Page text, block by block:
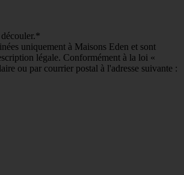
uniquement à Maisons Eden et sont
légale. Conformément à la loi «
ou par courrier postal à l'adresse suivante :